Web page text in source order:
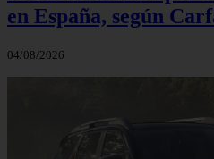
en España, según
04/08/2026